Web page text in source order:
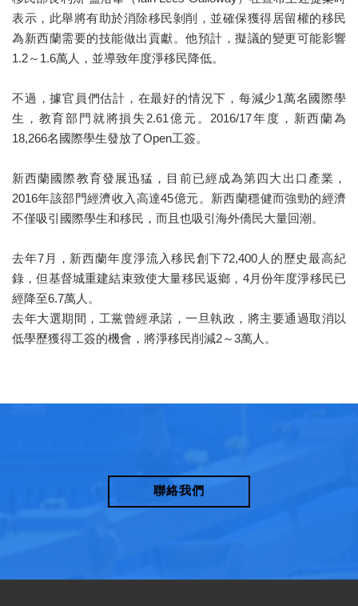
表示，此舉將有助於消除移民剝削，並確保獲得居留權的移民
為新西蘭需要的技能做出貢獻。他預計，擬議的變更可能影響
1.2～1.6萬人，並導致年度淨移民降低。
不過，據官員們估計，在最好的情況下，每減少1萬名國際學
生，教育部門就將損失2.61億元。2016/17年度，新西蘭為
18,266名國際學生發放了Open工簽。
新西蘭國際教育發展迅猛，目前已經成為第四大出口產業，
2016年該部門經濟收入高達45億元。新西蘭穩健而強勁的經濟
不僅吸引國際學生和移民，而且也吸引海外僑民大量回潮。
去年7月，新西蘭年度淨流入移民創下72,400人的歷史最高紀
錄，但基督城重建結束致使大量移民返鄉，4月份年度淨移民已
經降至6.7萬人。
去年大選期間，工黨曾經承諾，一旦執政，將主要通過取消以
低學歷獲得工簽的機會，將淨移民削減2～3萬人。
聯絡我們